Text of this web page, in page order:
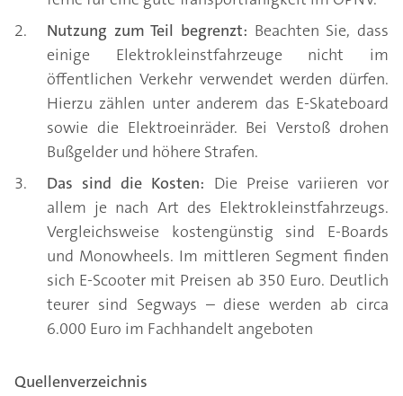
Nutzung zum Teil begrenzt: Beachten Sie, dass
einige Elektrokleinstfahrzeuge nicht im
öffentlichen Verkehr verwendet werden dürfen.
Hierzu zählen unter anderem das E-Skateboard
sowie die Elektroeinräder. Bei Verstoß drohen
Bußgelder und höhere Strafen.
Das sind die Kosten: Die Preise variieren vor
allem je nach Art des Elektrokleinstfahrzeugs.
Vergleichsweise kostengünstig sind E-Boards
und Monowheels. Im mittleren Segment finden
sich E-Scooter mit Preisen ab 350 Euro. Deutlich
teurer sind Segways – diese werden ab circa
6.000 Euro im Fachhandelt angeboten
Quellenverzeichnis